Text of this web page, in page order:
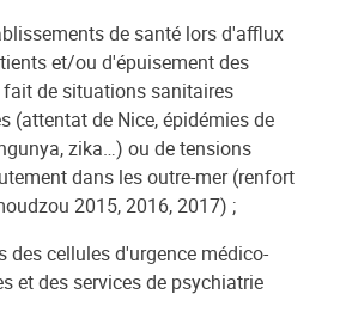
de santé lors d'afflux
et/ou d'épuisement des
fait de situations sanitaires
(attentat de Nice, épidémies de
zika…) ou de tensions
dans les outre-mer (renfort
2015, 2016, 2017) ;
des cellules d'urgence médico-
et des services de psychiatrie